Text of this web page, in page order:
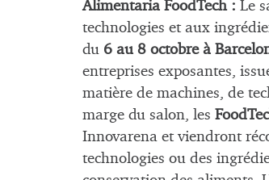
Alimentaria FoodTech : Le
technologies et aux
du 6 au 8 octobre à
entreprises exposantes,
matière de machines, de
marge du salon, les
Innovarena et viendront
technologies ou des